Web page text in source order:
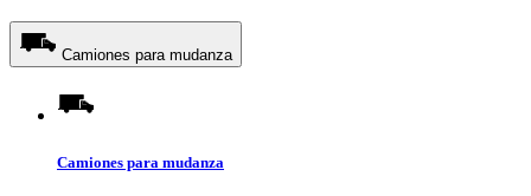
Camiones para mudanza
Camiones para mudanza